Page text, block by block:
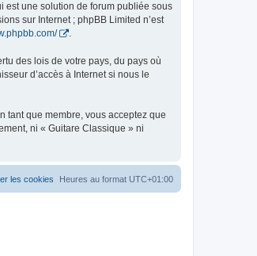
est une solution de forum publiée sous
sur Internet ; phpBB Limited n’est
.
des lois de votre pays, du pays où
d’accès à Internet si nous le
tant que membre, vous acceptez que
ni « Guitare Classique » ni
Heures au format UTC+01:00
les cookies